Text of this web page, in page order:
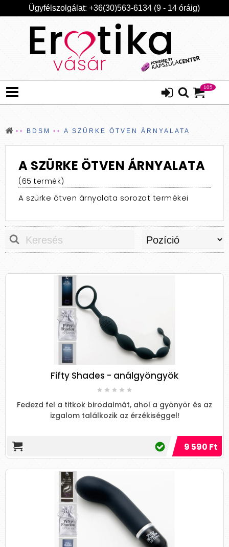
Ügyfélszolgálat: +36(30)563-6134 (9 - 14 óráig)
105
BDSM A SZÜRKE ÖTVEN ÁRNYALATA
A SZÜRKE ÖTVEN ÁRNYALATA
(65 termék)
A szürke ötven árnyalata sorozat termékei
Fifty Shades - análgyöngyök
Fedezd fel a titkok birodalmát, ahol a gyönyör és az
izgalom találkozik az érzékiséggel!
9 590 Ft